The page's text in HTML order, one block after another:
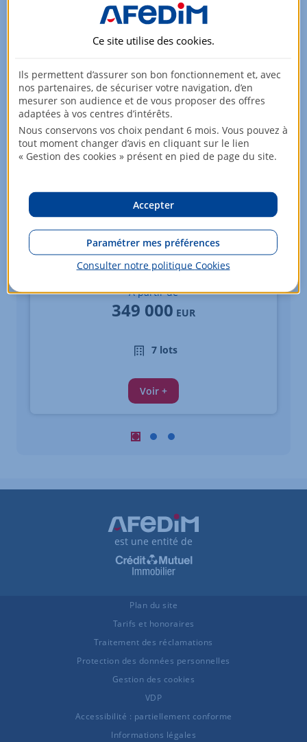
Biens similaires à la vente
Carousel : Biens similaires à la
Carousel : Biens similaires à la
Carousel : Biens similaires à
Élément 1 sur 3
Appartements - 1 pièce
PARIS 13
À partir de
349 000 EUR
7 lots
Voir +
est une entité de
Plan du site
Tarifs et honoraires
Traitement des réclamations
Protection des données personnelles
Gestion des cookies
VDP
Accessibilité : partiellement conforme
Informations légales
Ce site utilise des cookies.
Ils permettent d’assurer son bon fonctionnement et, avec
nos partenaires, de sécuriser votre navigation, d’en
mesurer son audience et de vous proposer des offres
adaptées à vos centres d’intérêts.
Nous conservons vos choix pendant 6 mois. Vous pouvez à
tout moment changer d’avis en cliquant sur le lien
« Gestion des cookies » présent en pied de page du site.
Accepter
Paramétrer mes préférences
Consulter notre politique Cookies